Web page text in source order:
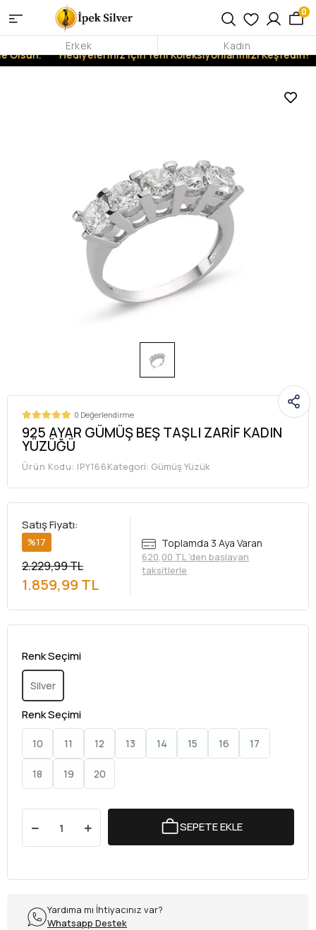
Hediyeleriniz İçin Yeni Koleksiyonlarımızı Keşfedin!
0
Erkek Kadın
0 Değerlendirme
925 AYAR GÜMÜŞ BEŞ TAŞLI ZARİF KADIN
YÜZÜĞÜ
Ürün Kodu: IPY166Kategori: Gümüş Yüzük
Satış Fiyatı:
%17
2.229,99 TL
1.859,99 TL
Toplamda 3 Aya Varan
620,00 TL 'den başlayan
taksitlerle
Renk Seçimi
Silver
Renk Seçimi
10 11 12 13 14 15 16 17
18 19 20
SEPETE EKLE
Yardıma mı İhtiyacınız var?
Whatsapp Destek